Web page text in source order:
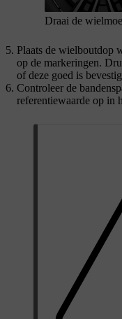
Draai de
Plaats de wielboutdop
op de markeringen.
of deze goed is
Controleer de
referentiewaarde op in